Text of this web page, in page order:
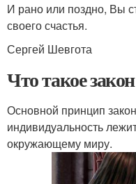
И рано или поздно, Вы
своего счастья.
Сергей Шевгота
Что такое
Основной принцип
индивидуальность
окружающему миру.